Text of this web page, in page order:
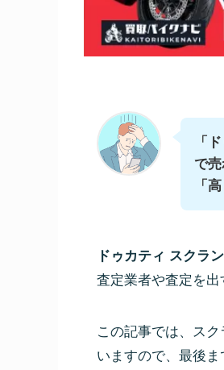
「
で売
「
ドゥカティ スクラ
査定業者や査定を出
この記事では、ス
いますので、最後ま